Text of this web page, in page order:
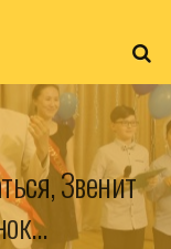
Звенит